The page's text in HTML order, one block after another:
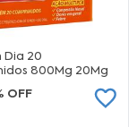
Dia 20
800Mg 20Mg
OFF